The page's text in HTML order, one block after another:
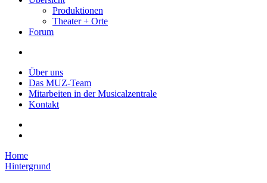
Produktionen
Theater + Orte
Forum
Über uns
Das MUZ-Team
Mitarbeiten in der Musicalzentrale
Kontakt
Home
Hintergrund